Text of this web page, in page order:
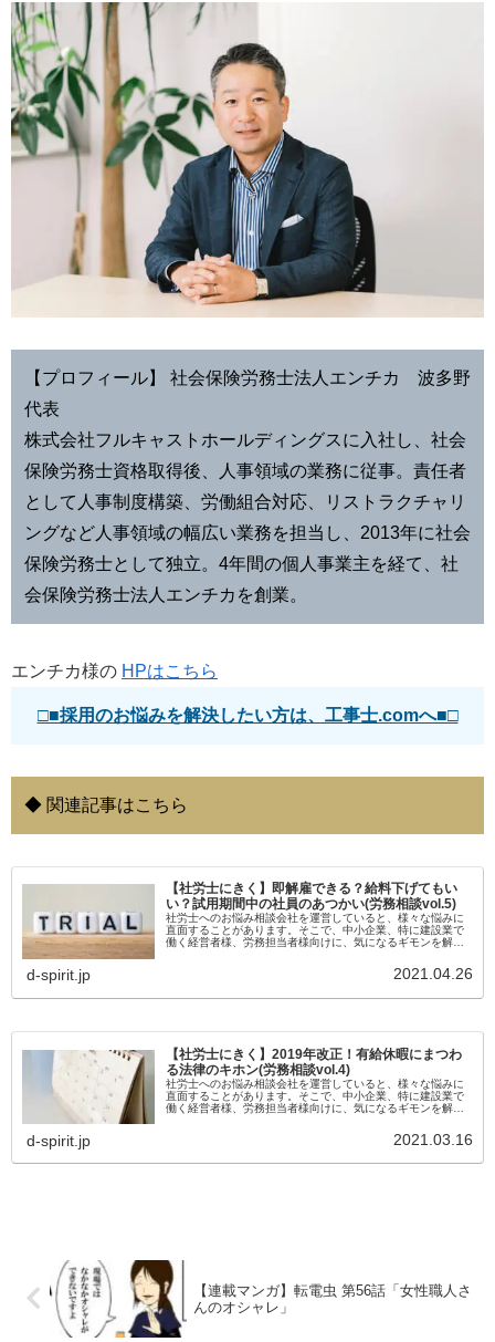
【プロフィール】 社会保険労務士法人エンチカ 波多野
代表
株式会社フルキャストホールディングスに入社し、社会
保険労務士資格取得後、人事領域の業務に従事。責任者
として人事制度構築、労働組合対応、リストラクチャリ
ングなど人事領域の幅広い業務を担当し、2013年に社会
保険労務士として独立。4年間の個人事業主を経て、社
会保険労務士法人エンチカを創業。
エンチカ様の HPはこちら
□■採用のお悩みを解決したい方は、工事士.comへ■□
◆ 関連記事はこちら
【社労士にきく】即解雇できる？給料下げてもい
い？試用期間中の社員のあつかい(労務相談vol.5)
社労士へのお悩み相談会社を運営していると、様々な悩みに
直面することがあります。そこで、中小企業、特に建設業で
働く経営者様、労務担当者様向けに、気になるギモンを解決
d-spirit.jp 2021.04.26
【社労士にきく】2019年改正！有給休暇にまつわ
る法律のキホン(労務相談vol.4)
社労士へのお悩み相談会社を運営していると、様々な悩みに
直面することがあります。そこで、中小企業、特に建設業で
働く経営者様、労務担当者様向けに、気になるギモンを解決
d-spirit.jp 2021.03.16
【連載マンガ】転電虫 第56話「女性職人さ
んのオシャレ」